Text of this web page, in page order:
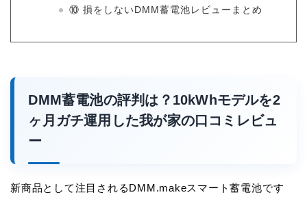
⑩ 損をしないDMM蓄電池レビューまとめ
DMM蓄電池の評判は？10kWhモデルを2
ヶ月ガチ運用した我が家の口コミレビュ
ー
新商品として注目されるDMM.makeスマート蓄電池です